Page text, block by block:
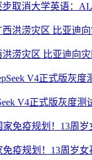
取消大学英语：
涝灾区 比亚迪向
V4正式版灰度
疫规划！13周岁